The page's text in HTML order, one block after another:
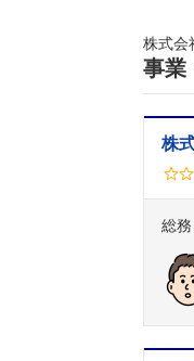
株式会
事業
株
総務